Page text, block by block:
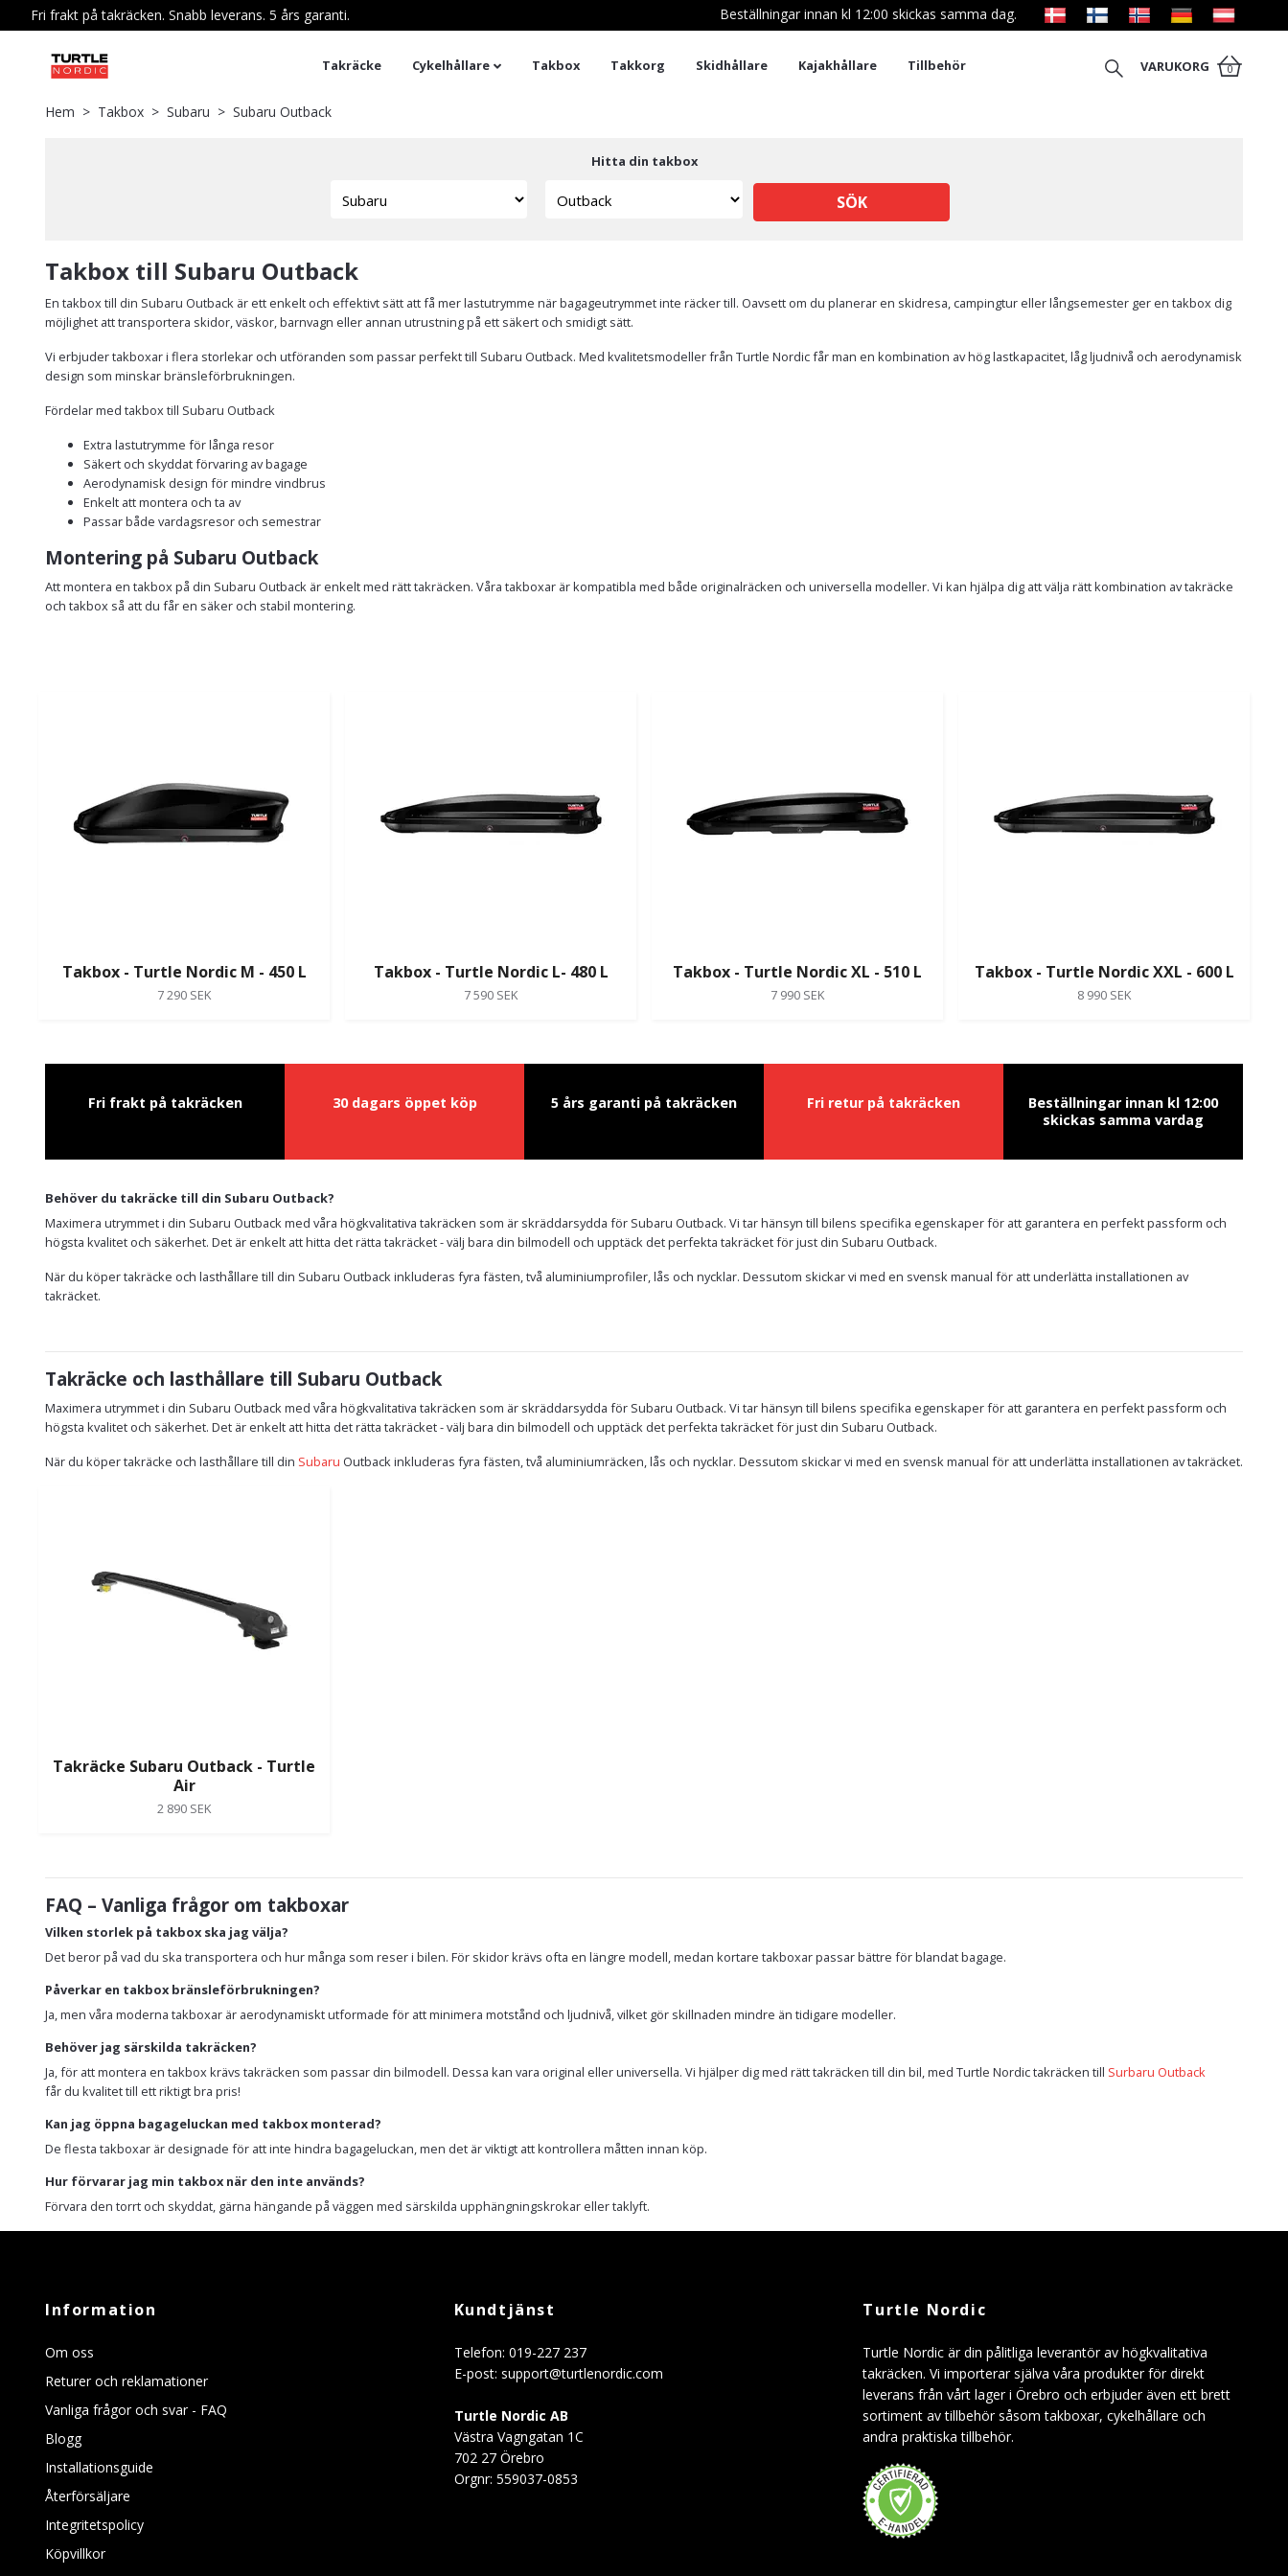
Fri frakt på takräcken. Snabb leverans. 5 års garanti. Beställningar innan kl 12:00 skickas samma dag.
Takräcke Cykelhållare Takbox Takkorg Skidhållare Kajakhållare Tillbehör VARUKORG 0
Hem Takbox Subaru Subaru Outback
Hitta din takbox
SÖK
Takbox till Subaru Outback
En takbox till din Subaru Outback är ett enkelt och effektivt sätt att få mer lastutrymme när bagageutrymmet inte räcker till. Oavsett om du planerar en skidresa, campingtur eller långsemester ger en takbox dig
möjlighet att transportera skidor, väskor, barnvagn eller annan utrustning på ett säkert och smidigt sätt.
Vi erbjuder takboxar i flera storlekar och utföranden som passar perfekt till Subaru Outback. Med kvalitetsmodeller från Turtle Nordic får man en kombination av hög lastkapacitet, låg ljudnivå och aerodynamisk
design som minskar bränsleförbrukningen.
Fördelar med takbox till Subaru Outback
Extra lastutrymme för långa resor
Säkert och skyddat förvaring av bagage
Aerodynamisk design för mindre vindbrus
Enkelt att montera och ta av
Passar både vardagsresor och semestrar
Montering på Subaru Outback
Att montera en takbox på din Subaru Outback är enkelt med rätt takräcken. Våra takboxar är kompatibla med både originalräcken och universella modeller. Vi kan hjälpa dig att välja rätt kombination av takräcke
och takbox så att du får en säker och stabil montering.
Takbox - Turtle Nordic M - 450 L
7 290 SEK
Takbox - Turtle Nordic L- 480 L
7 590 SEK
Takbox - Turtle Nordic XL - 510 L
7 990 SEK
Takbox - Turtle Nordic XXL - 600 L
8 990 SEK
Fri frakt på takräcken 30 dagars öppet köp 5 års garanti på takräcken Fri retur på takräcken
Beställningar innan kl 12:00
skickas samma vardag
Behöver du takräcke till din Subaru Outback?
Maximera utrymmet i din Subaru Outback med våra högkvalitativa takräcken som är skräddarsydda för Subaru Outback. Vi tar hänsyn till bilens specifika egenskaper för att garantera en perfekt passform och
högsta kvalitet och säkerhet. Det är enkelt att hitta det rätta takräcket - välj bara din bilmodell och upptäck det perfekta takräcket för just din Subaru Outback.
När du köper takräcke och lasthållare till din Subaru Outback inkluderas fyra fästen, två aluminiumprofiler, lås och nycklar. Dessutom skickar vi med en svensk manual för att underlätta installationen av
takräcket.
Takräcke och lasthållare till Subaru Outback
Maximera utrymmet i din Subaru Outback med våra högkvalitativa takräcken som är skräddarsydda för Subaru Outback. Vi tar hänsyn till bilens specifika egenskaper för att garantera en perfekt passform och
högsta kvalitet och säkerhet. Det är enkelt att hitta det rätta takräcket - välj bara din bilmodell och upptäck det perfekta takräcket för just din Subaru Outback.
När du köper takräcke och lasthållare till din Subaru Outback inkluderas fyra fästen, två aluminiumräcken, lås och nycklar. Dessutom skickar vi med en svensk manual för att underlätta installationen av takräcket.
Takräcke Subaru Outback - Turtle
Air
2 890 SEK
FAQ – Vanliga frågor om takboxar
Vilken storlek på takbox ska jag välja?
Det beror på vad du ska transportera och hur många som reser i bilen. För skidor krävs ofta en längre modell, medan kortare takboxar passar bättre för blandat bagage.
Påverkar en takbox bränsleförbrukningen?
Ja, men våra moderna takboxar är aerodynamiskt utformade för att minimera motstånd och ljudnivå, vilket gör skillnaden mindre än tidigare modeller.
Behöver jag särskilda takräcken?
Ja, för att montera en takbox krävs takräcken som passar din bilmodell. Dessa kan vara original eller universella. Vi hjälper dig med rätt takräcken till din bil, med Turtle Nordic takräcken till Surbaru Outback
får du kvalitet till ett riktigt bra pris!
Kan jag öppna bagageluckan med takbox monterad?
De flesta takboxar är designade för att inte hindra bagageluckan, men det är viktigt att kontrollera måtten innan köp.
Hur förvarar jag min takbox när den inte används?
Förvara den torrt och skyddat, gärna hängande på väggen med särskilda upphängningskrokar eller taklyft.
Information
Om oss
Returer och reklamationer
Vanliga frågor och svar - FAQ
Blogg
Installationsguide
Återförsäljare
Integritetspolicy
Köpvillkor
Kundtjänst
Telefon: 019-227 237
E-post: support@turtlenordic.com
Turtle Nordic AB
Västra Vagngatan 1C
702 27 Örebro
Orgnr: 559037-0853
Turtle Nordic
Turtle Nordic är din pålitliga leverantör av högkvalitativa
takräcken. Vi importerar själva våra produkter för direkt
leverans från vårt lager i Örebro och erbjuder även ett brett
sortiment av tillbehör såsom takboxar, cykelhållare och
andra praktiska tillbehör.